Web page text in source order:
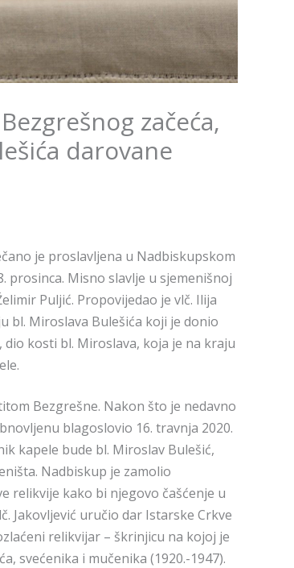
začeća,
darovane
je proslavljena u Nadbiskupskom
prosinca. Misno slavlje u sjemenišnoj
Puljić. Propovijedao je vlč. Ilija
bl. Miroslava Bulešića koji je donio
kosti bl. Miroslava, koja je na kraju
Bezgrešne. Nakon što je nedavno
blagoslovio 16. travnja 2020.
kapele bude bl. Miroslav Bulešić,
Nadbiskup je zamolio
relikvije kako bi njegovo čašćenje u
Jakovljević uručio dar Istarske Crkve
relikvijar – škrinjicu na kojoj je
svećenika i mučenika (1920.-1947).